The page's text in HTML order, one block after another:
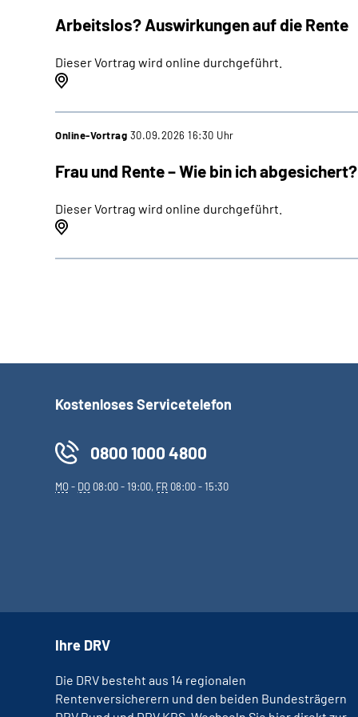
Arbeitslos? Auswirkungen auf die Rente
Dieser Vortrag wird online durchgeführt.
Frau und Rente – Wie bin ich abgesichert?
Online-Vortrag 30.09.2026 16:30 Uhr
Dieser Vortrag wird online durchgeführt.
Kostenloses Servicetelefon
0800 1000 4800
MO- DO 08:00 - 19:00, FR 08:00 - 15:30
Ihre DRV
Die DRV besteht aus 14 regionalen
Rentenversicherern und den beiden Bundesträgern